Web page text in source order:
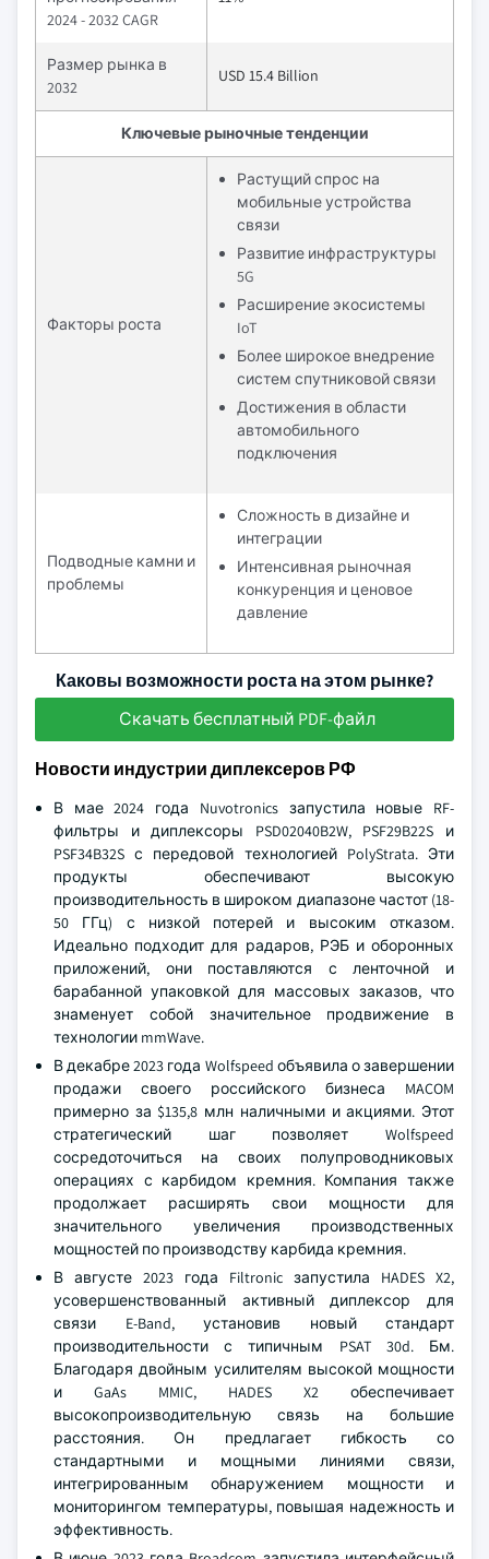
2024 - 2032 CAGR
Размер рынка в
2032
USD 15.4 Billion
Ключевые рыночные тенденции
Факторы роста
Растущий спрос на
мобильные устройства
связи
Развитие инфраструктуры
5G
Расширение экосистемы
IoT
Более широкое внедрение
систем спутниковой связи
Достижения в области
автомобильного
подключения
Подводные камни и
проблемы
Сложность в дизайне и
интеграции
Интенсивная рыночная
конкуренция и ценовое
давление
Каковы возможности роста на этом рынке?
Скачать бесплатный PDF-файл
Новости индустрии диплексеров РФ
В мае 2024 года Nuvotronics запустила новые RF-
фильтры и диплексоры PSD02040B2W, PSF29B22S и
PSF34B32S с передовой технологией PolyStrata. Эти
продукты обеспечивают высокую
производительность в широком диапазоне частот (18-
50 ГГц) с низкой потерей и высоким отказом.
Идеально подходит для радаров, РЭБ и оборонных
приложений, они поставляются с ленточной и
барабанной упаковкой для массовых заказов, что
знаменует собой значительное продвижение в
технологии mmWave.
В декабре 2023 года Wolfspeed объявила о завершении
продажи своего российского бизнеса MACOM
примерно за $135,8 млн наличными и акциями. Этот
стратегический шаг позволяет Wolfspeed
сосредоточиться на своих полупроводниковых
операциях с карбидом кремния. Компания также
продолжает расширять свои мощности для
значительного увеличения производственных
мощностей по производству карбида кремния.
В августе 2023 года Filtronic запустила HADES X2,
усовершенствованный активный диплексор для
связи E-Band, установив новый стандарт
производительности с типичным PSAT 30d. Бм.
Благодаря двойным усилителям высокой мощности
и GaAs MMIC, HADES X2 обеспечивает
высокопроизводительную связь на большие
расстояния. Он предлагает гибкость со
стандартными и мощными линиями связи,
интегрированным обнаружением мощности и
мониторингом температуры, повышая надежность и
эффективность.